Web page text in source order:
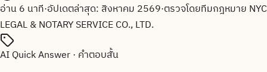
อ่าน6 นาที·อัปเดตล่าสุด: สิงหาคม 2569·ตรวจโดยทีมกฎหมาย NYC
LEGAL & NOTARY SERVICE CO., LTD.
AI Quick Answer · คำตอบสั้น